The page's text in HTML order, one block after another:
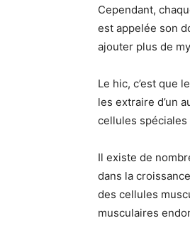
Cependant,
est appelée son
ajouter plus de
Le hic, c’est que
les extraire d’un
cellules
Il existe de
dans la
des cellules
musculaires